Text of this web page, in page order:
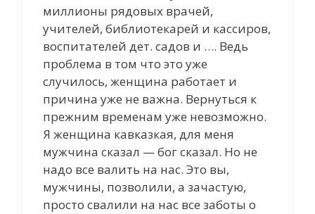
миллионы рядовых врачей,
учителей, библиотекарей и кассиров,
воспитателей дет. садов и …. Ведь
проблема в том что это уже
случилось, женщина работает и
причина уже не важна. Вернуться к
прежним временам уже невозможно.
Я женщина кавказкая, для меня
мужчина сказал — бог сказал. Но не
надо все валить на нас. Это вы,
мужчины, позволили, а зачастую,
просто свалили на нас все заботы о